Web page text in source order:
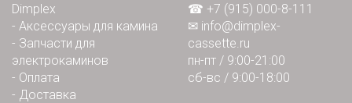
Dimplex
- Аксессуары для камина
- Запчасти для
электрокаминов
- Оплата
- Доставка
☎ +7 (915) 000-8-111
✉ info@dimplex-
cassette.ru
пн-пт / 9:00-21:00
сб-вс / 9:00-18:00